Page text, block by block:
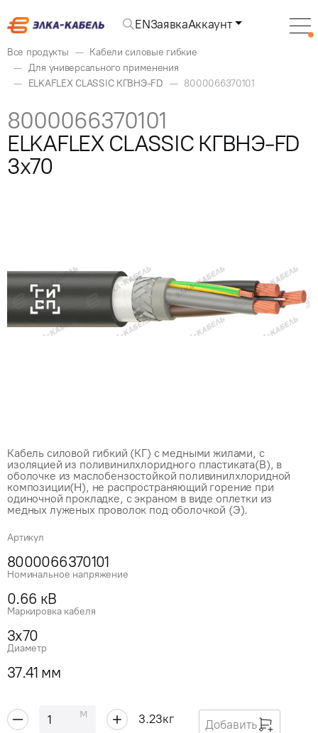
ENЗаявкаАккаунт
Все продукты
Кабели силовые гибкие
Для универсального применения
ELKAFLEX CLASSIC КГВНЭ-FD
8000066370101
Кабель силовой гибкий (КГ) с медными жилами, с
изоляцией из поливинилхлоридного пластиката(В), в
оболочке из маслобензостойкой поливинилхлоридной
композиции(Н), не распространяющий горение при
одиночной прокладке, с экраном в виде оплетки из
медных луженых проволок под оболочкой (Э).
Артикул
8000066370101
Номинальное напряжение
0.66 кВ
Маркировка кабеля
3x70
Диаметр
37.41 мм
м 3.23кг Добавить
8000066370101
ELKAFLEX CLASSIC КГВНЭ-FD
3x70